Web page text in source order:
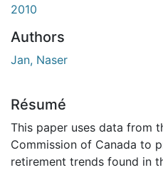
2010
Authors
Jan, Naser
Résumé
This paper uses data from
Commission of Canada to
retirement trends found in